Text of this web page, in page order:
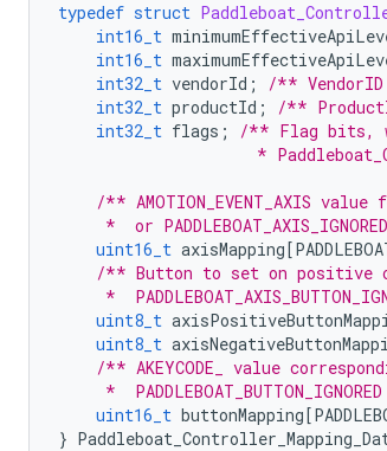
typedef struct
int16_t
int16_t
int32_t vendorId ;
/**
int32_t productId ;
/**
int32_t flags ;
/** Flag bits,
*
/** AMOTION_EVENT_AXIS
*  or
uint16_t axisMapping[
/** Button to set on positive
*
uint8_t
uint8_t
/** AKEYCODE_ value
*  PADDLEBOAT_BUTTON_IGNORED
uint16_t buttonMapping[
}